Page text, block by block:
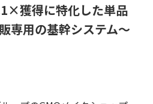
獲得に特化した単品
専用の基幹システム～